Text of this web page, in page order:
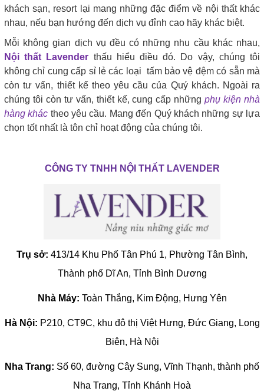
khách sạn, resort lại mang những đặc điểm về nội thất khác
nhau, nếu bạn hướng đến dịch vụ đỉnh cao hãy khác biệt.
Mỗi không gian dịch vụ đều có những nhu cầu khác nhau,
Nội thất Lavender thấu hiểu điều đó. Do vậy, chúng tôi
không chỉ cung cấp sỉ lẻ các loại tấm bảo vệ đệm có sẵn mà
còn tư vấn, thiết kế theo yêu cầu của Quý khách. Ngoài ra
chúng tôi còn tư vấn, thiết kế, cung cấp nhữngphụ kiện nhà
hàng khác theo yêu cầu. Mang đến Quý khách những sự lựa
chọn tốt nhất là tôn chỉ hoạt động của chúng tôi.
CÔNG TY TNHH NỘI THẤT LAVENDER
Trụ sở: 413/14 Khu Phố Tân Phú 1, Phường Tân Bình,
Thành phố Dĩ An, Tỉnh Bình Dương
Nhà Máy: Toàn Thắng, Kim Động, Hưng Yên
Hà Nội: P210, CT9C, khu đô thị Việt Hưng, Đức Giang, Long
Biên, Hà Nội
Nha Trang: Số 60, đường Cây Sung, Vĩnh Thạnh, thành phố
Nha Trang, Tỉnh Khánh Hoà